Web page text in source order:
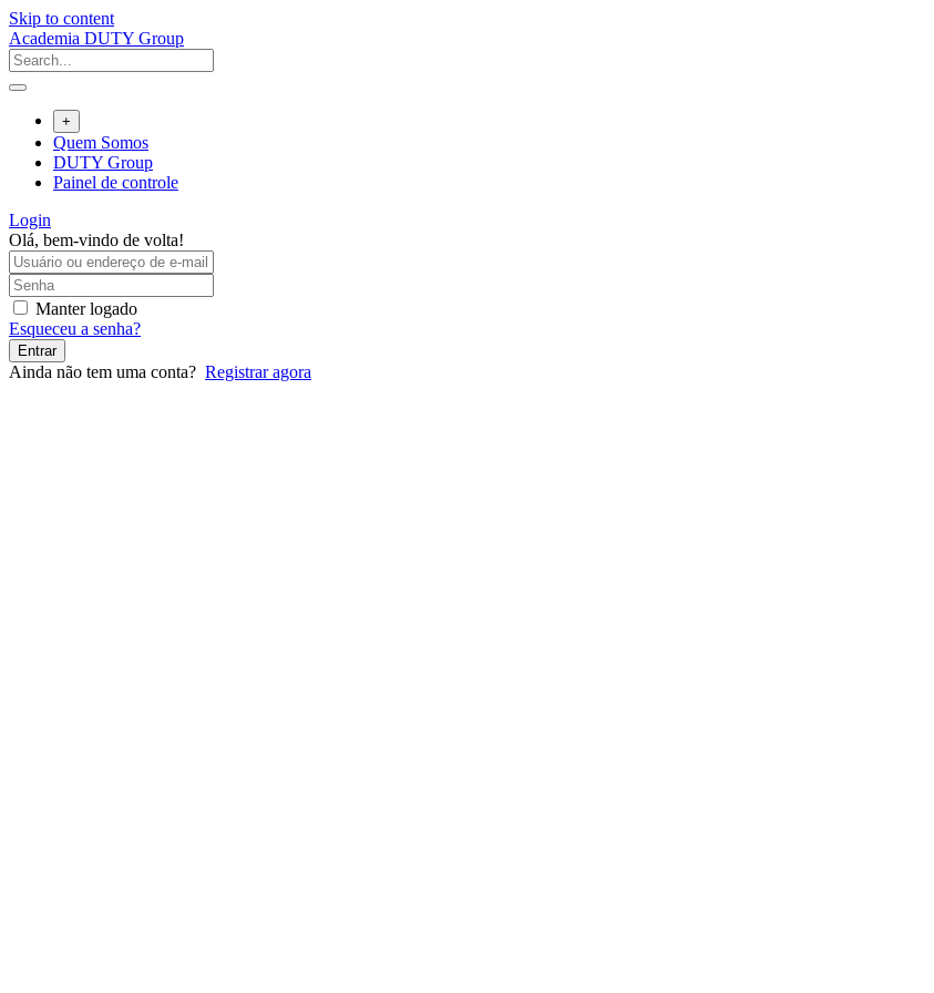
Skip to content
Academia DUTY Group
+
Quem Somos
DUTY Group
Painel de controle
Login
Olá, bem-vindo de volta!
Manter logado
Esqueceu a senha?
Entrar
Ainda não tem uma conta? Registrar agora